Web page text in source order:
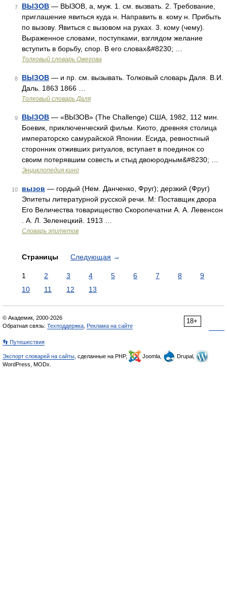
7 ВЫЗОВ — ВЫЗОВ, а, муж. 1. см. вызвать. 2. Требование,
приглашение явиться куда н. Направить в. кому н. Прибыть
по вызову. Явиться с вызовом на руках. 3. кому (чему).
Выраженное словами, поступками, взглядом желание
вступить в борьбу, спор. В его словах&#8230; …
Толковый словарь Ожегова
8 ВЫЗОВ — и пр. см. вызывать. Толковый словарь Даля. В.И.
Даль. 1863 1866 …
Толковый словарь Даля
9 ВЫЗОВ — «ВЫЗОВ» (The Challenge) США, 1982, 112 мин.
Боевик, приключенческий фильм. Киото, древняя столица
императорско самурайской Японии. Есида, ревностный
сторонник отживших ритуалов, вступает в поединок со
своим потерявшим совесть и стыд двоюродным&#8230; …
Энциклопедия кино
10 вызов — гордый (Нем. Данченко, Фруг); дерзкий (Фруг)
Эпитеты литературной русской речи. М: Поставщик двора
Его Величества товарищество Скоропечатни А. А. Левенсон
. А. Л. Зеленецкий. 1913 …
Словарь эпитетов
Страницы Следующая →
1 2 3 4 5 6 7 8
9
10
11 12 13
18+
© Академик, 2000-2026
Обратная связь: Техподдержка Реклама на сайте
👣 Путешествия
Экспорт словарей на сайты , сделанные на PHP, Joomla,
Drupal,
WordPress, MODx.